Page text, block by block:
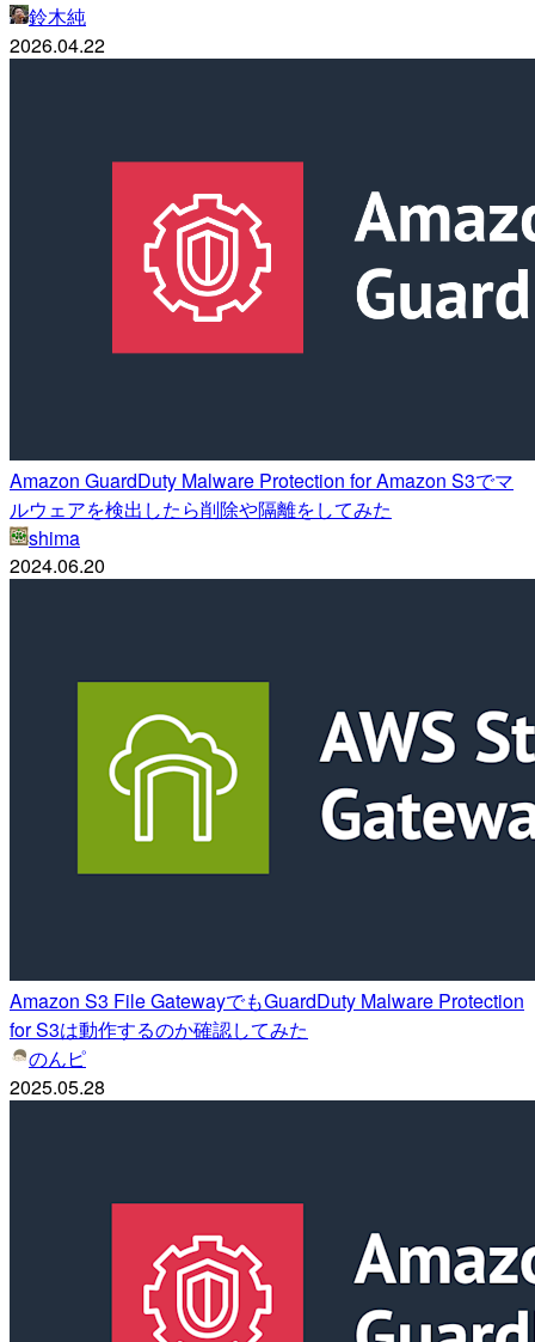
鈴木純
2026.04.22
Amazon GuardDuty Malware Protection for Amazon S3でマ
ルウェアを検出したら削除や隔離をしてみた
shima
2024.06.20
Amazon S3 File GatewayでもGuardDuty Malware Protection
for S3は動作するのか確認してみた
のんピ
2025.05.28